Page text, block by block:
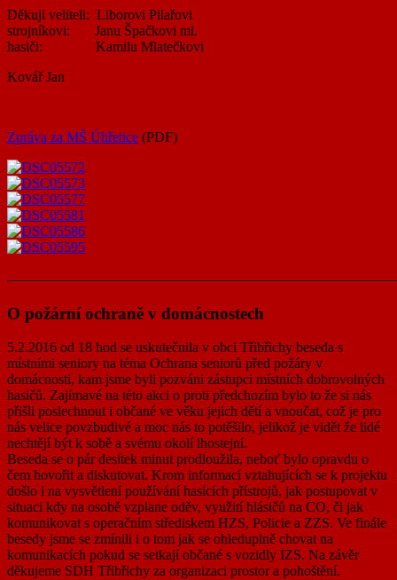
Děkuji veliteli: Liborovi Pilařovi
strojníkovi: Janu Špačkovi ml.
hasiči: Kamilu Mlatečkovi
Kovář Jan
Zpráva za MŠ Úhřetice (PDF)
O požární ochraně v domácnostech
5.2.2016 od 18 hod se uskutečnila v obci Třibřichy beseda s
místními seniory na téma Ochrana seniorů před požáry v
domácnosti, kam jsme byli pozváni zástupci místních dobrovolných
hasičů. Zajímavé na této akci o proti předchozím bylo to že si nás
přišli poslechnout i občané ve věku jejich dětí a vnoučat, což je pro
nás velice povzbudivé a moc nás to potěšilo, jelikož je vidět že lidé
nechtějí být k sobě a svému okolí lhostejní.
Beseda se o pár desítek minut prodloužila, neboť bylo opravdu o
čem hovořit a diskutovat. Krom informací vztahujících se k projektu
došlo i na vysvětlení používání hasících přístrojů, jak postupovat v
situaci kdy na osobě vzplane oděv, využití hlásičů na CO, či jak
komunikovat s operačním střediskem HZS, Policie a ZZS. Ve finále
besedy jsme se zmínili i o tom jak se ohleduplně chovat na
komunikacích pokud se setkají občané s vozidly IZS. Na závěr
děkujeme SDH Třibřichy za organizaci prostor a pohoštění.